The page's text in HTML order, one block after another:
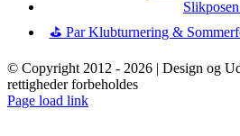
⛳ Par Klubturnering &
© Copyright 2012 - 2026 | Design og
rettigheder forbeholdes
Page load link